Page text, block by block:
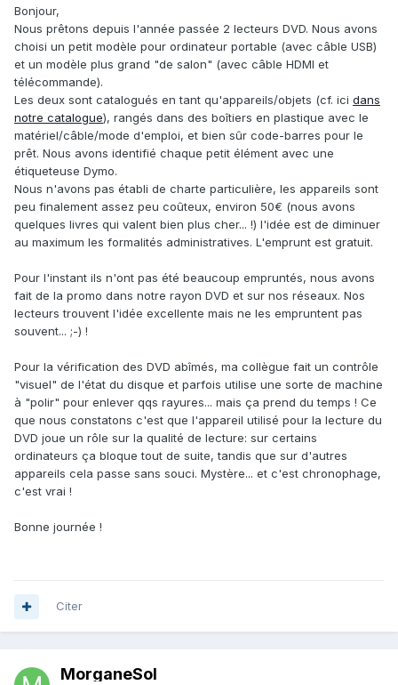
Bonjour,
Nous prêtons depuis l'année passée 2 lecteurs DVD. Nous avons
choisi un petit modèle pour ordinateur portable (avec câble USB)
et un modèle plus grand "de salon" (avec câble HDMI et
télécommande).
Les deux sont catalogués en tant qu'appareils/objets (cf. ici dans
notre catalogue), rangés dans des boîtiers en plastique avec le
matériel/câble/mode d'emploi, et bien sûr code-barres pour le
prêt. Nous avons identifié chaque petit élément avec une
étiqueteuse Dymo.
Nous n'avons pas établi de charte particulière, les appareils sont
peu finalement assez peu coûteux, environ 50€ (nous avons
quelques livres qui valent bien plus cher... !) l'idée est de diminuer
au maximum les formalités administratives. L'emprunt est gratuit.
Pour l'instant ils n'ont pas été beaucoup empruntés, nous avons
fait de la promo dans notre rayon DVD et sur nos réseaux. Nos
lecteurs trouvent l'idée excellente mais ne les empruntent pas
souvent... ;-) !
Pour la vérification des DVD abîmés, ma collègue fait un contrôle
"visuel" de l'état du disque et parfois utilise une sorte de machine
à "polir" pour enlever qqs rayures... mais ça prend du temps ! Ce
que nous constatons c'est que l'appareil utilisé pour la lecture du
DVD joue un rôle sur la qualité de lecture: sur certains
ordinateurs ça bloque tout de suite, tandis que sur d'autres
appareils cela passe sans souci. Mystère... et c'est chronophage,
c'est vrai !
Bonne journée !
Citer
MorganeSol